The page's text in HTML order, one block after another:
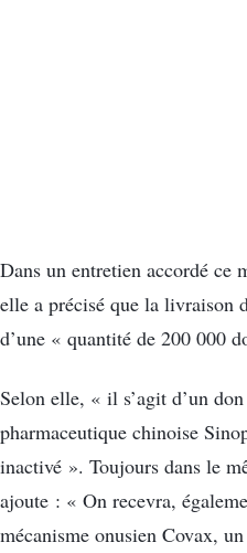
Dans un entretien accordé ce
elle a précisé que la livraison
d’une « quantité de 200 000
Selon elle, « il s’agit d’un
pharmaceutique chinoise
inactivé ». Toujours dans le
ajoute : « On recevra,
mécanisme onusien Covax,